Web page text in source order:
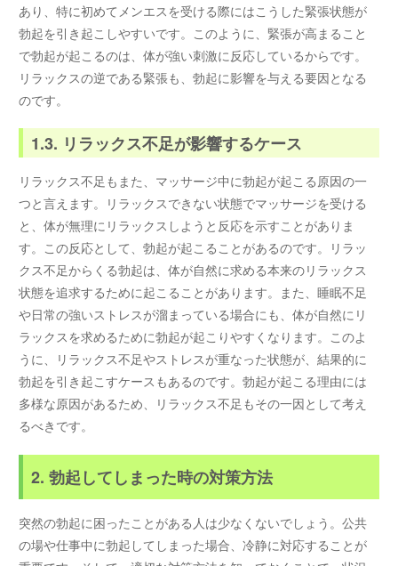
あり、特に初めてメンエスを受ける際にはこうした緊張状態が
勃起を引き起こしやすいです。このように、緊張が高まること
で勃起が起こるのは、体が強い刺激に反応しているからです。
リラックスの逆である緊張も、勃起に影響を与える要因となる
のです。
1.3. リラックス不足が影響するケース
リラックス不足もまた、マッサージ中に勃起が起こる原因の一
つと言えます。リラックスできない状態でマッサージを受ける
と、体が無理にリラックスしようと反応を示すことがありま
す。この反応として、勃起が起こることがあるのです。リラッ
クス不足からくる勃起は、体が自然に求める本来のリラックス
状態を追求するために起こることがあります。また、睡眠不足
や日常の強いストレスが溜まっている場合にも、体が自然にリ
ラックスを求めるために勃起が起こりやすくなります。このよ
うに、リラックス不足やストレスが重なった状態が、結果的に
勃起を引き起こすケースもあるのです。勃起が起こる理由には
多様な原因があるため、リラックス不足もその一因として考え
るべきです。
2. 勃起してしまった時の対策方法
突然の勃起に困ったことがある人は少なくないでしょう。公共
の場や仕事中に勃起してしまった場合、冷静に対応することが